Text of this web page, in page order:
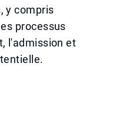
y compris
processus
l'admission et